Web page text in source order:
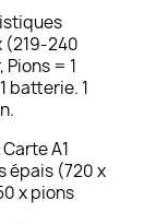
(219-240
= 1
batterie. 1
A1
épais (720 x
x pions